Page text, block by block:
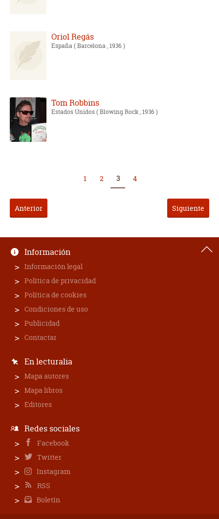
Oriol Regás
España( Barcelona , 1936 )
Tom Robbins
Estados Unidos( Blowing Rock , 1936 )
Anterior
1 2 3 4
Siguiente
Información
Información legal
Política de privacidad
Política de cookies
Condiciones de uso
Publicidad
Contactar
En lecturalia
Mapa autores
Mapa libros
Editores
Redes sociales
Facebook
Twitter
Instagram
RSS
Boletín